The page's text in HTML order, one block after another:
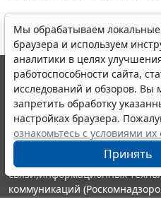
Мы обрабатываем
браузера и используем
аналитики в целях
работоспособности сайта,
исследований и обзоров. Вы
запретить обработку
настройках браузера.
ознакомьтесь с условиями их
Принять
© ООО "НПП "ГАРАНТ-СЕРВИС",
выпускается с 1990 года.
являются участниками
информации ГАРАНТ.
Портал ГАРАНТ.РУ
издания Федеральной
связи,информационных
коммуникаций